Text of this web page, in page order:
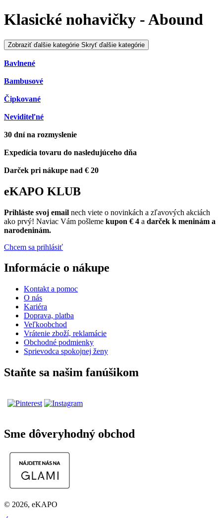
Klasické nohavičky - Abound
Zobraziť ďalšie kategórie Skryť ďalšie kategórie
Bavlnené
Bambusové
Čipkované
Neviditeľné
30 dní na rozmyslenie
Expedícia tovaru do nasledujúceho dňa
Darček pri nákupe nad € 20
eKAPO KLUB
Prihláste svoj email nech viete o novinkách a zľavových akciách
ako prvý! Naviac Vám pošleme kupon € 4 a darček k meninám a
narodeninám.
Chcem sa prihlásiť
Informácie o nákupe
Kontakt a pomoc
O nás
Kariéra
Doprava, platba
Veľkoobchod
Vrátenie zboží, reklamácie
Obchodné podmienky
Sprievodca spokojnej ženy
Staňte sa našim fanúšikom
Sme dôveryhodný obchod
© 2026, eKAPO